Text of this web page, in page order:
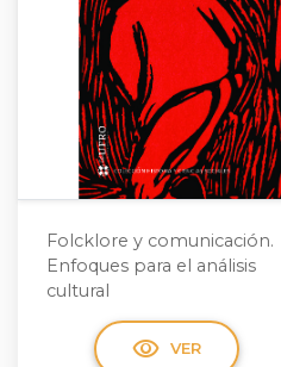
Folcklore y comunicación.
Enfoques para el análisis
cultural
visibility VER